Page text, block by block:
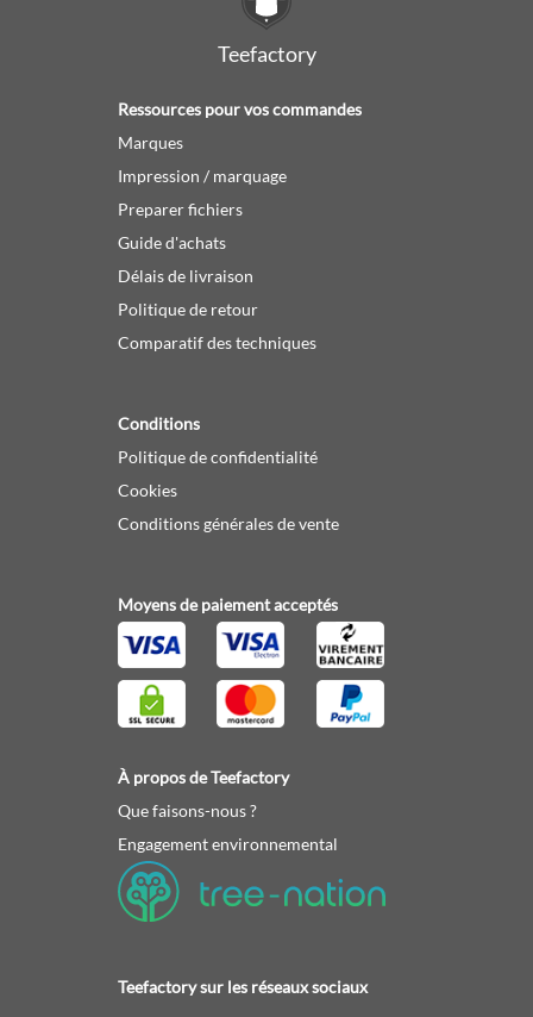
Teefactory
Ressources pour vos commandes
Marques
Impression / marquage
Preparer fichiers
Guide d'achats
Délais de livraison
Politique de retour
Comparatif des techniques
Conditions
Politique de confidentialité
Cookies
Conditions générales de vente
Moyens de paiement acceptés
À propos de Teefactory
Que faisons-nous ?
Engagement environnemental
Teefactory sur les réseaux sociaux